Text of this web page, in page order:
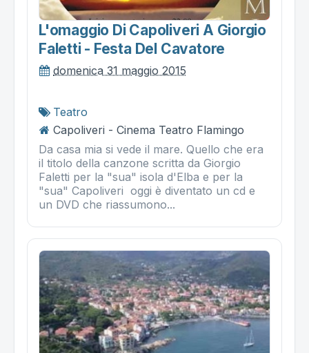
L'omaggio Di Capoliveri A Giorgio
Faletti - Festa Del Cavatore
domenica 31 maggio 2015
Teatro
Capoliveri - Cinema Teatro Flamingo
Da casa mia si vede il mare. Quello che era
il titolo della canzone scritta da Giorgio
Faletti per la "sua" isola d'Elba e per la
"sua" Capoliveri ‎ oggi è diventato un cd e
un DVD che riassumono...